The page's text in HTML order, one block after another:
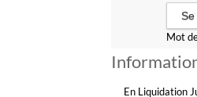
Mot
En Liquidation